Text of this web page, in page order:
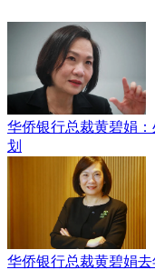
华侨银行总裁黄碧娟
划
华侨银行总裁黄碧娟